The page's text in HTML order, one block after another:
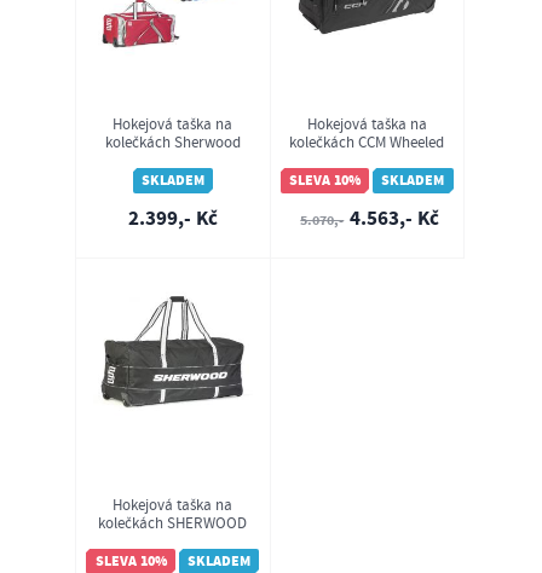
Hokejová taška na
kolečkách Sherwood
SKLADEM
2.399,- Kč
Hokejová taška na
kolečkách CCM Wheeled
SLEVA 10%
SKLADEM
5.070,- 4.563,- Kč
Hokejová taška na
kolečkách SHERWOOD
SLEVA 10%
SKLADEM